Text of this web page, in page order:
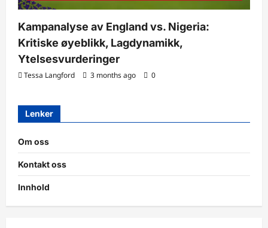
Kampanalyse av England vs. Nigeria:
Kritiske øyeblikk, Lagdynamikk,
Ytelsesvurderinger
Tessa Langford 3 months ago 0
Lenker
Om oss
Kontakt oss
Innhold